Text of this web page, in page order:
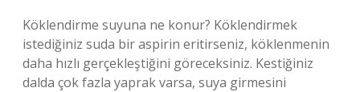
Köklendirme suyuna ne konur? Köklendirmek
istediğiniz suda bir aspirin eritirseniz, köklenmenin
daha hızlı gerçekleştiğini göreceksiniz. Kestiğiniz
dalda çok fazla yaprak varsa, suya girmesini